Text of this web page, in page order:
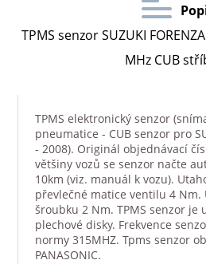
TPMS senzor SUZUKI
MHz CUB
TPMS elektronický senzor
pneumatice - CUB senzor pro
- 2008). Originál objednávací
většiny vozů se senzor načte
10km (viz. manuál k vozu).
převlečné matice ventilu 4 Nm.
šroubku 2 Nm. TPMS senzor je
plechové disky. Frekvence
normy 315MHZ. Tpms senzor
PANASONIC.